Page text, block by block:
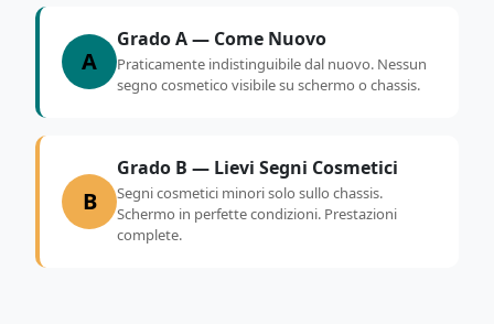
A
Grado A — Come Nuovo
Praticamente indistinguibile dal nuovo. Nessun
segno cosmetico visibile su schermo o chassis.
B
Grado B — Lievi Segni Cosmetici
Segni cosmetici minori solo sullo chassis.
Schermo in perfette condizioni. Prestazioni
complete.